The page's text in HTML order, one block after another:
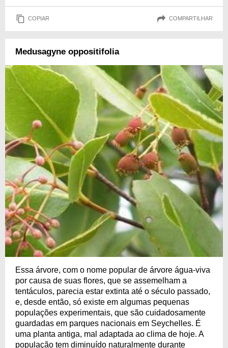
COPIAR COMPARTILHAR
Medusagyne oppositifolia
Essa árvore, com o nome popular de árvore água-viva
por causa de suas flores, que se assemelham a
tentáculos, parecia estar extinta até o século passado,
e, desde então, só existe em algumas pequenas
populações experimentais, que são cuidadosamente
guardadas em parques nacionais em Seychelles. É
uma planta antiga, mal adaptada ao clima de hoje. A
população tem diminuído naturalmente durante